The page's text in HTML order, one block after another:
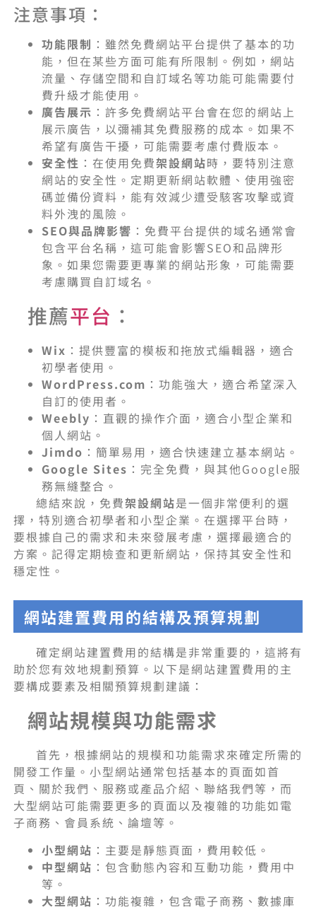
注意事項：
功能限制 ：雖然免費網站平台提供了基本的功
能，但在某些方面可能有所限制。例如，網站
流量、存儲空間和自訂域名等功能可能需要付
費升級才能使用。
廣告展示 ：許多免費網站平台會在您的網站上
展示廣告，以彌補其免費服務的成本。如果不
希望有廣告干擾，可能需要考慮付費版本。
安全性 ：在使用免費架設網站時，要特別注意
網站的安全性。定期更新網站軟體、使用強密
碼並備份資料，能有效減少遭受駭客攻擊或資
料外洩的風險。
SEO與品牌影響 ：免費平台提供的域名通常會
包含平台名稱，這可能會影響SEO和品牌形
象。如果您需要更專業的網站形象，可能需要
考慮購買自訂域名。
推薦平台 ：
Wix ：提供豐富的模板和拖放式編輯器，適合
初學者使用。
WordPress.com ：功能強大，適合希望深入
自訂的使用者。
Weebly ：直觀的操作介面，適合小型企業和
個人網站。
Jimdo ：簡單易用，適合快速建立基本網站。
Google Sites ：完全免費，與其他Google服
務無縫整合。
總結來說，免費架設網站是一個非常便利的選
擇，特別適合初學者和小型企業。在選擇平台時，
要根據自己的需求和未來發展考慮，選擇最適合的
方案。記得定期檢查和更新網站，保持其安全性和
穩定性。
網站建置費用的結構及預算規劃
確定網站建置費用的結構是非常重要的，這將有
助於您有效地規劃預算。以下是網站建置費用的主
要構成要素及相關預算規劃建議：
網站規模與功能需求
首先，根據網站的規模和功能需求來確定所需的
開發工作量。小型網站通常包括基本的頁面如首
頁、關於我們、服務或產品介紹、聯絡我們等，而
大型網站可能需要更多的頁面以及複雜的功能如電
子商務、會員系統、論壇等。
小型網站 ：主要是靜態頁面，費用較低。
中型網站 ：包含動態內容和互動功能，費用中
等。
大型網站 ：功能複雜，包含電子商務、數據庫